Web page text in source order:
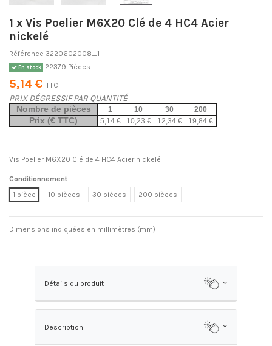
1 x Vis Poelier M6X20 Clé de 4 HC4 Acier
nickelé
Référence 3220602008_1
En stock 22379 Pièces
5,14 €TTC
PRIX DÉGRESSIF PAR QUANTITÉ
Nombre de pièces 1 10 30 200
Prix (€ TTC) 5,14 € 10,23 € 12,34 € 19,84 €
Vis Poelier M6X20 Clé de 4 HC4 Acier nickelé
Conditionnement
1 pièce
10 pièces 30 pièces 200 pièces
Dimensions indiquées en millimètres (mm)
Détails du produit
Description